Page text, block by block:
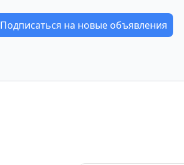
Подписаться на новые объявления